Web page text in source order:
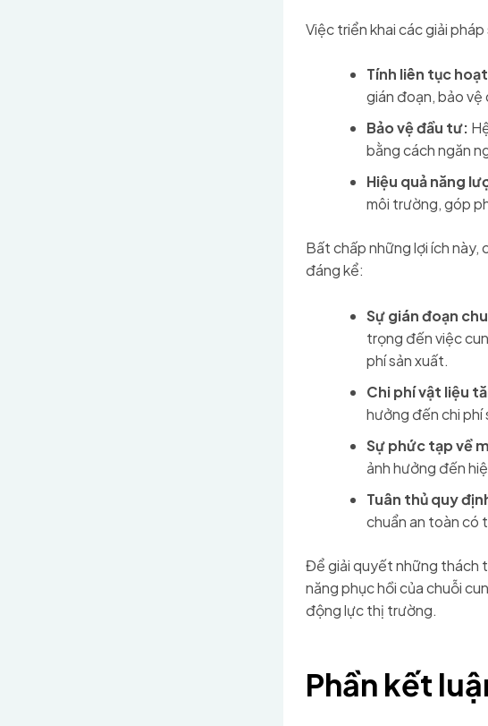
Việc triển khai các giải
Tính liên tục
gián đoạn, bảo
Bảo vệ đầu tư:
bằng cách ngăn
Hiệu quả năng
môi trường, góp
Bất chấp những lợi ích này,
đáng kể:
Sự gián đoạn
trọng đến việc
phí sản xuất.
Chi phí vật liệu
hưởng đến chi phí
Sự phức tạp về
ảnh hưởng đến
Tuân thủ quy
chuẩn an toàn có
Để giải quyết những thách
năng phục hồi của chuỗi
động lực thị trường.
Phần kết